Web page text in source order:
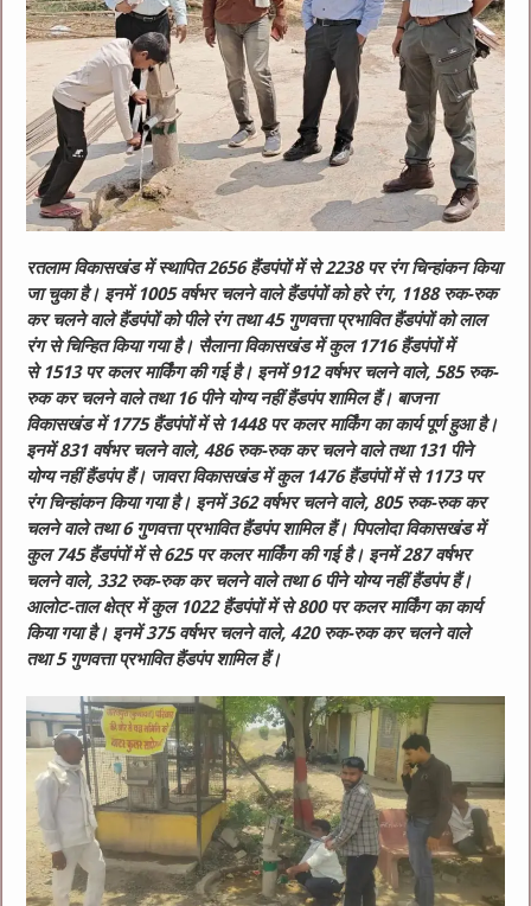
रतलाम विकासखंड में स्थापित 2656 हैंडपंपों में से 2238 पर रंग चिन्हांकन किया
जा चुका है। इनमें 1005 वर्षभर चलने वाले हैंडपंपों को हरे रंग, 1188 रुक-रुक
कर चलने वाले हैंडपंपों को पीले रंग तथा 45 गुणवत्ता प्रभावित हैंडपंपों को लाल
रंग से चिन्हित किया गया है। सैलाना विकासखंड में कुल 1716 हैंडपंपों में
से 1513 पर कलर मार्किंग की गई है। इनमें 912 वर्षभर चलने वाले, 585 रुक-
रुक कर चलने वाले तथा 16 पीने योग्य नहीं हैंडपंप शामिल हैं। बाजना
विकासखंड में 1775 हैंडपंपों में से 1448 पर कलर मार्किंग का कार्य पूर्ण हुआ है।
इनमें 831 वर्षभर चलने वाले, 486 रुक-रुक कर चलने वाले तथा 131 पीने
योग्य नहीं हैंडपंप हैं। जावरा विकासखंड में कुल 1476 हैंडपंपों में से 1173 पर
रंग चिन्हांकन किया गया है। इनमें 362 वर्षभर चलने वाले, 805 रुक-रुक कर
चलने वाले तथा 6 गुणवत्ता प्रभावित हैंडपंप शामिल हैं। पिपलोदा विकासखंड में
कुल 745 हैंडपंपों में से 625 पर कलर मार्किंग की गई है। इनमें 287 वर्षभर
चलने वाले, 332 रुक-रुक कर चलने वाले तथा 6 पीने योग्य नहीं हैंडपंप हैं।
आलोट-ताल क्षेत्र में कुल 1022 हैंडपंपों में से 800 पर कलर मार्किंग का कार्य
किया गया है। इनमें 375 वर्षभर चलने वाले, 420 रुक-रुक कर चलने वाले
तथा 5 गुणवत्ता प्रभावित हैंडपंप शामिल हैं।